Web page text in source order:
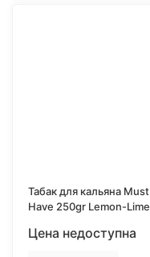
Табак для кальяна Must
Have 250gr Lemon-Lime
Цена недоступна